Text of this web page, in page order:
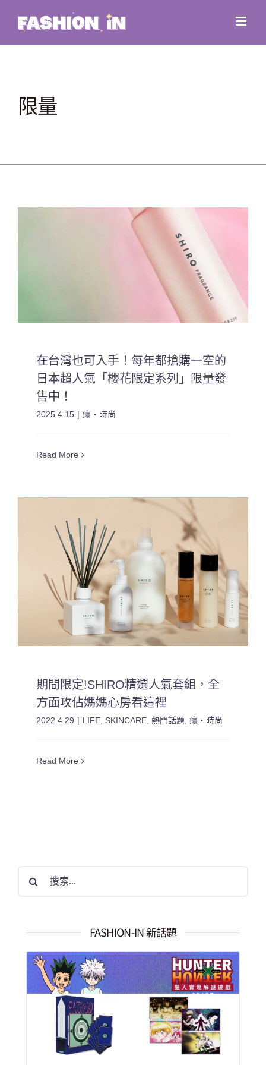
content
限量
在台灣也可入手！每年都搶購一空的
日本超人氣「櫻花限定系列」限量發
售中！
2025.4.15 | 癮・時尚
Read More
期間限定!SHIRO精選人氣套組，全
方面攻佔媽媽心房看這裡
2022.4.29 | LIFE SKINCARE ,熱門話題 ,癮・時尚
Read More
FASHION-IN 新話題